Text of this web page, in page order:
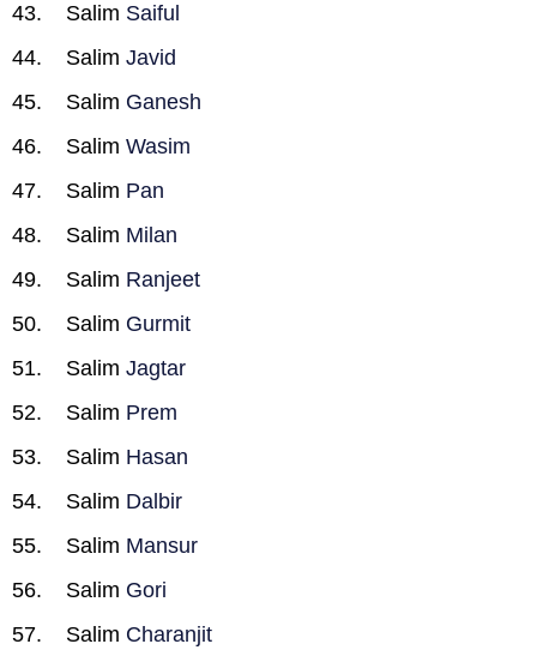
Salim Saiful
Salim Javid
Salim Ganesh
Salim Wasim
Salim Pan
Salim Milan
Salim Ranjeet
Salim Gurmit
Salim Jagtar
Salim Prem
Salim Hasan
Salim Dalbir
Salim Mansur
Salim Gori
Salim Charanjit